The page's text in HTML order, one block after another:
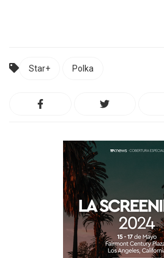
Star+ Polka